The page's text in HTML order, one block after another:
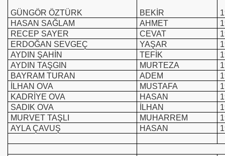
GÜNGÖR ÖZTÜRK BEKİR
HASAN SAĞLAM
AHMET
RECEP SAYER
CEVAT
ERDOĞAN SEVGEÇ
YAŞAR
AYDIN ŞAHİN
TEFİK
AYDIN TAŞGIN
MURTEZA
BAYRAM TURAN
ADEM
İLHAN OVA
MUSTAFA
KADRİYE OVA
HASAN
SADIK OVA
İLHAN
MURVET TAŞLI
MUHARREM
AYLA ÇAVUŞ
HASAN